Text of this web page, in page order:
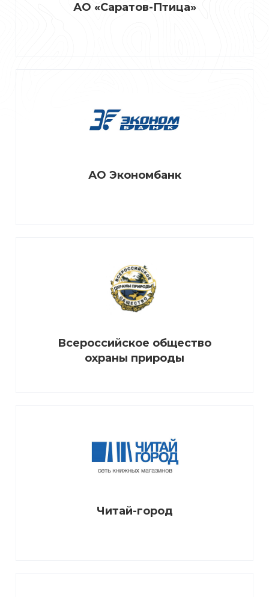
АО «Саратов-Птица»
АО Экономбанк
Всероссийское общество
охраны природы
Читай-город